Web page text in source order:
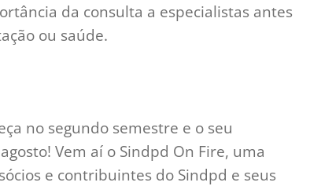
da consulta a especialistas antes
ou saúde.
no segundo semestre e o seu
Vem aí o Sindpd On Fire, uma
e contribuintes do Sindpd e seus